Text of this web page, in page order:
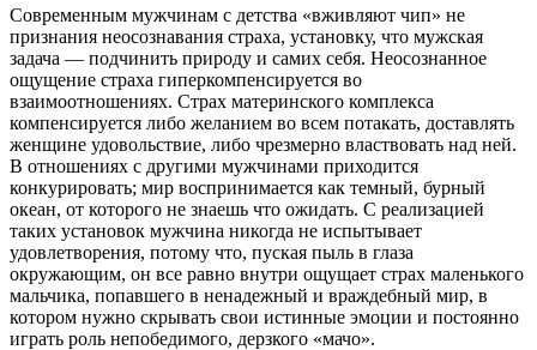
Современным мужчинам с детства «вживляют чип» не
признания неосознавания страха, установку, что мужская
задача — подчинить природу и самих себя. Неосознанное
ощущение страха гиперкомпенсируется во
взаимоотношениях. Страх материнского комплекса
компенсируется либо желанием во всем потакать, доставлять
женщине удовольствие, либо чрезмерно властвовать над ней.
В отношениях с другими мужчинами приходится
конкурировать; мир воспринимается как темный, бурный
океан, от которого не знаешь что ожидать. С реализацией
таких установок мужчина никогда не испытывает
удовлетворения, потому что, пуская пыль в глаза
окружающим, он все равно внутри ощущает страх маленького
мальчика, попавшего в ненадежный и враждебный мир, в
котором нужно скрывать свои истинные эмоции и постоянно
играть роль непобедимого, дерзкого «мачо».